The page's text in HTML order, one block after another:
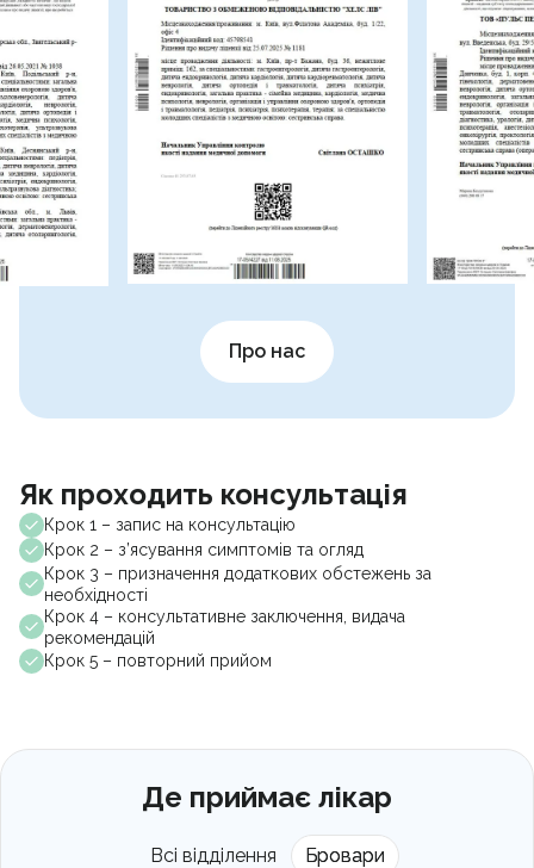
Про нас
Як проходить консультація
Крок 1 – запис на консультацію
Крок 2 – з’ясування симптомів та огляд
Крок 3 – призначення додаткових обстежень за
необхідності
Крок 4 – консультативне заключення, видача
рекомендацій
Крок 5 – повторний прийом
Де приймає лікар
Всі відділення Бровари